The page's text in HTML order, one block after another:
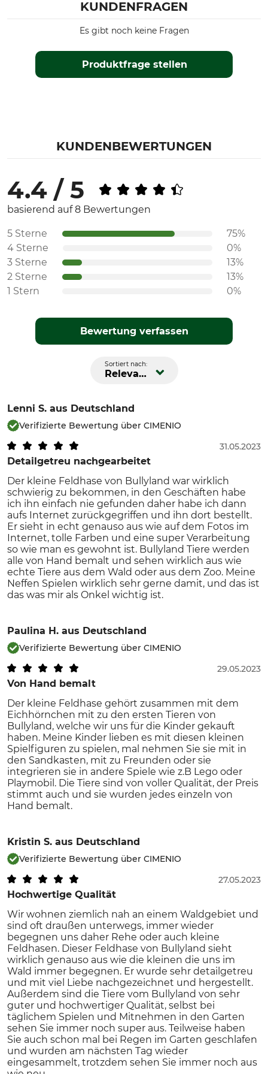
KUNDENFRAGEN
Produktfrage stellen
Es gibt noch keine Fragen
KUNDENBEWERTUNGEN
4.4 / 5
basierend auf 8 Bewertungen
5 Sterne
75%
4 Sterne
0%
3 Sterne
13%
2 Sterne
13%
1 Stern
0%
Bewertung verfassen
Sortiert nach:
Relevanz
Lenni S. aus Deutschland
Verifizierte Bewertung über CIMENIO
Detailgetreu nachgearbeitet
31.05.2023
Der kleine Feldhase von Bullyland war wirklich
schwierig zu bekommen, in den Geschäften habe
ich ihn einfach nie gefunden daher habe ich dann
aufs Internet zurückgegriffen und ihn dort bestellt.
Er sieht in echt genauso aus wie auf dem Fotos im
Internet, tolle Farben und eine super Verarbeitung
so wie man es gewohnt ist. Bullyland Tiere werden
alle von Hand bemalt und sehen wirklich aus wie
echte Tiere aus dem Wald oder aus dem Zoo. Meine
Neffen Spielen wirklich sehr gerne damit, und das ist
das was mir als Onkel wichtig ist.
Paulina H. aus Deutschland
Verifizierte Bewertung über CIMENIO
Von Hand bemalt
29.05.2023
Der kleine Feldhase gehört zusammen mit dem
Eichhörnchen mit zu den ersten Tieren von
Bullyland, welche wir uns für die Kinder gekauft
haben. Meine Kinder lieben es mit diesen kleinen
Spielfiguren zu spielen, mal nehmen Sie sie mit in
den Sandkasten, mit zu Freunden oder sie
integrieren sie in andere Spiele wie z.B Lego oder
Playmobil. Die Tiere sind von voller Qualität, der Preis
stimmt auch und sie wurden jedes einzeln von
Hand bemalt.
Kristin S. aus Deutschland
Verifizierte Bewertung über CIMENIO
Hochwertige Qualität
27.05.2023
Wir wohnen ziemlich nah an einem Waldgebiet und
sind oft draußen unterwegs, immer wieder
begegnen uns daher Rehe oder auch kleine
Feldhasen. Dieser Feldhase von Bullyland sieht
wirklich genauso aus wie die kleinen die uns im
Wald immer begegnen. Er wurde sehr detailgetreu
und mit viel Liebe nachgezeichnet und hergestellt.
Außerdem sind die Tiere vom Bullyland von sehr
guter und hochwertiger Qualität, selbst bei
täglichem Spielen und Mitnehmen in den Garten
sehen Sie immer noch super aus. Teilweise haben
Sie auch schon mal bei Regen im Garten geschlafen
und wurden am nächsten Tag wieder
eingesammelt, trotzdem sehen Sie immer noch aus